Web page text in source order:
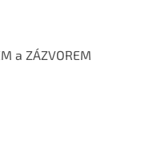
a ZÁZVOREM